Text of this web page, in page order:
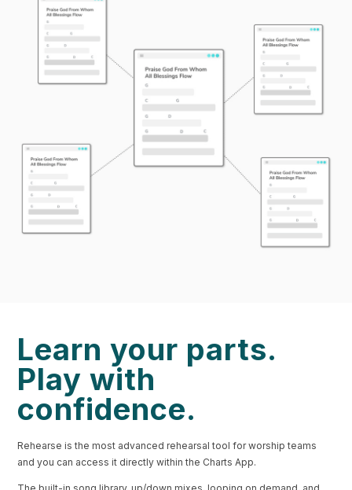
Learn your parts.
Play with
confidence.
Rehearse is the most advanced rehearsal tool for worship teams
and you can access it directly within the Charts App.